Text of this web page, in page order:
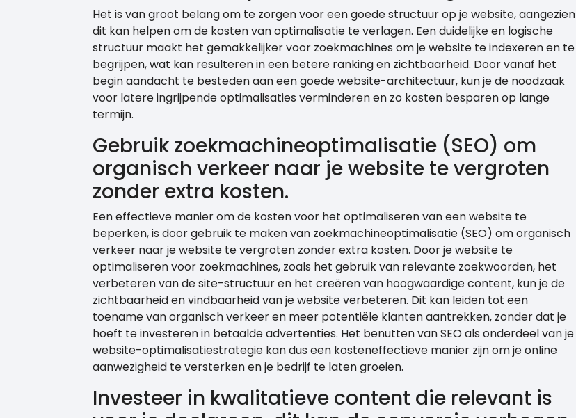
Het is van groot belang om te zorgen voor een goede structuur op je website, aangezien
dit kan helpen om de kosten van optimalisatie te verlagen. Een duidelijke en logische
structuur maakt het gemakkelijker voor zoekmachines om je website te indexeren en te
begrijpen, wat kan resulteren in een betere ranking en zichtbaarheid. Door vanaf het
begin aandacht te besteden aan een goede website-architectuur, kun je de noodzaak
voor latere ingrijpende optimalisaties verminderen en zo kosten besparen op lange
termijn.
Gebruik zoekmachineoptimalisatie (SEO) om
organisch verkeer naar je website te vergroten
zonder extra kosten.
Een effectieve manier om de kosten voor het optimaliseren van een website te
beperken, is door gebruik te maken van zoekmachineoptimalisatie (SEO) om organisch
verkeer naar je website te vergroten zonder extra kosten. Door je website te
optimaliseren voor zoekmachines, zoals het gebruik van relevante zoekwoorden, het
verbeteren van de site-structuur en het creëren van hoogwaardige content, kun je de
zichtbaarheid en vindbaarheid van je website verbeteren. Dit kan leiden tot een
toename van organisch verkeer en meer potentiële klanten aantrekken, zonder dat je
hoeft te investeren in betaalde advertenties. Het benutten van SEO als onderdeel van je
website-optimalisatiestrategie kan dus een kosteneffectieve manier zijn om je online
aanwezigheid te versterken en je bedrijf te laten groeien.
Investeer in kwalitatieve content die relevant is